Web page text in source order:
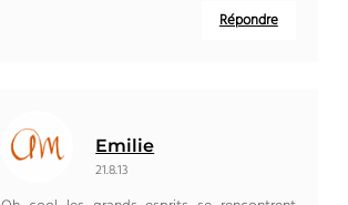
Répondre
Emilie
21.8.13